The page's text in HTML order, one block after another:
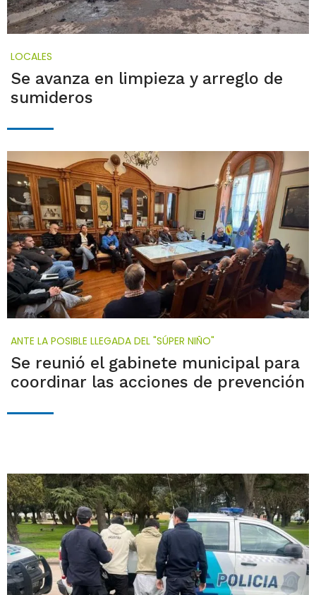
LOCALES
Se avanza en limpieza y arreglo de
sumideros
ANTE LA POSIBLE LLEGADA DEL "SÚPER NIÑO"
Se reunió el gabinete municipal para
coordinar las acciones de prevención